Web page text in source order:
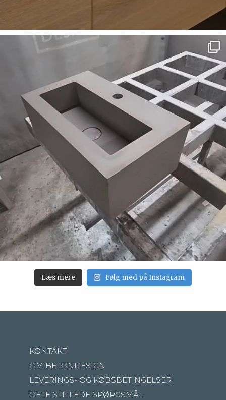
Læs mere Følg med på Instagram
KONTAKT
OM BETONDESIGN
LEVERINGS- OG KØBSBETINGELSER
OFTE STILLEDE SPØRGSMÅL